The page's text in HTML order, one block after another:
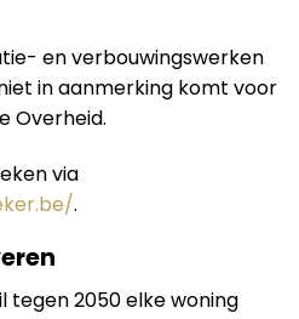
en verbouwingswerken
in aanmerking komt voor
Overheid.
via
.
tegen 2050 elke woning